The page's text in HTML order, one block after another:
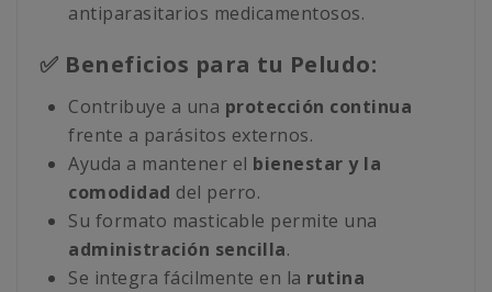
antiparasitarios medicamentosos.
✅ Beneficios para tu Peludo:
Contribuye a una protección continua
frente a parásitos externos.
Ayuda a mantener el bienestar y la
comodidad del perro.
Su formato masticable permite una
administración sencilla.
Se integra fácilmente en la rutina